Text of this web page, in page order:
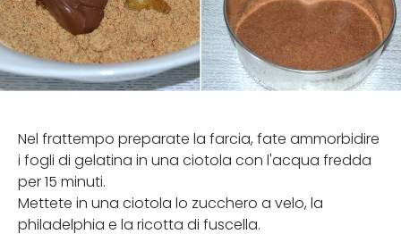
Nel frattempo preparate la farcia, fate ammorbidire
i fogli di gelatina in una ciotola con l'acqua fredda
per 15 minuti.
Mettete in una ciotola lo zucchero a velo, la
philadelphia e la ricotta di fuscella.